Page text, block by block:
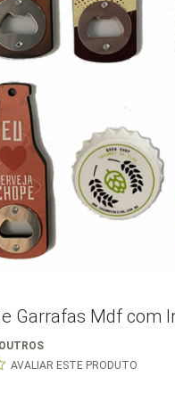
Garrafas Mdf com
OUTROS
AVALIAR ESTE PRODUTO